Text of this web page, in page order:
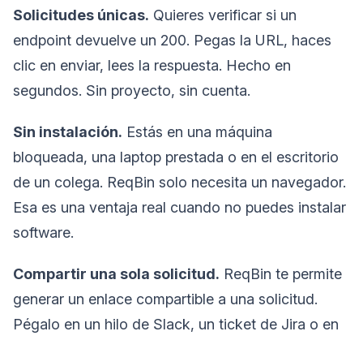
Solicitudes únicas. Quieres verificar si un
endpoint devuelve un 200. Pegas la URL, haces
clic en enviar, lees la respuesta. Hecho en
segundos. Sin proyecto, sin cuenta.
Sin instalación. Estás en una máquina
bloqueada, una laptop prestada o en el escritorio
de un colega. ReqBin solo necesita un navegador.
Esa es una ventaja real cuando no puedes instalar
software.
Compartir una sola solicitud. ReqBin te permite
generar un enlace compartible a una solicitud.
Pégalo en un hilo de Slack, un ticket de Jira o en